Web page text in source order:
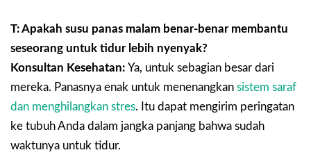
T: Apakah susu panas malam benar-benar membantu
seseorang untuk tidur lebih nyenyak?
Konsultan Kesehatan: Ya, untuk sebagian besar dari
mereka. Panasnya enak untuk menenangkan sistem saraf
dan menghilangkan stres. Itu dapat mengirim peringatan
ke tubuh Anda dalam jangka panjang bahwa sudah
waktunya untuk tidur.